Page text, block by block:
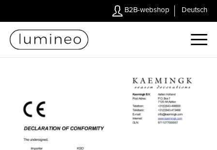
B2B-webshop Deutsch